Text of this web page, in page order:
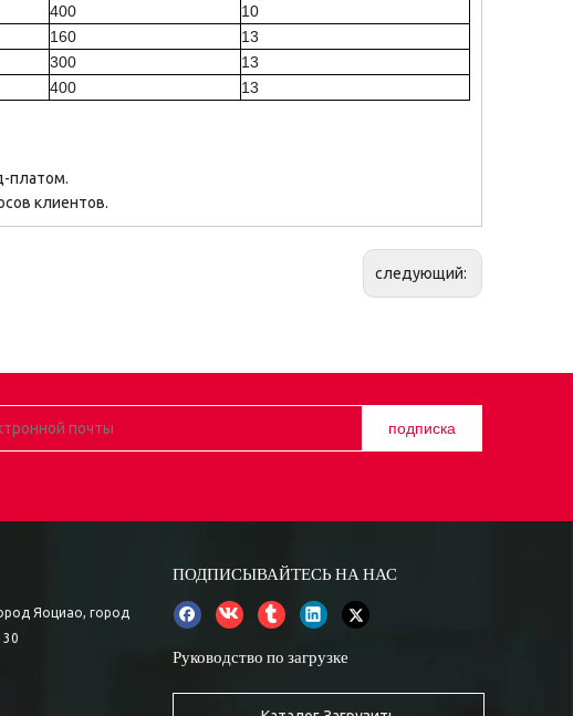
400
10
160
13
300
13
400 13
платом.
клиентов.
следующий:
подписка
Яоциао, город
ПОДПИСЫВАЙТЕСЬ НА НАС
Руководство по загрузке